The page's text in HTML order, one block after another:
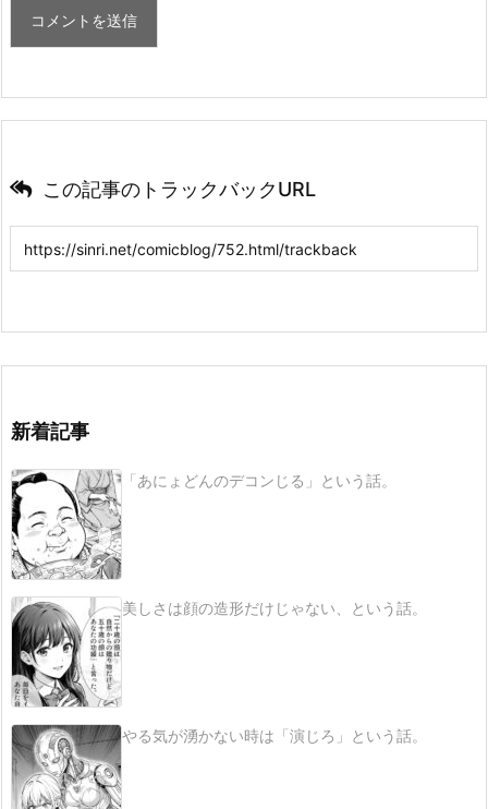
この記事のトラックバックURL
新着記事
「あにょどんのデコンじる」という話。
美しさは顔の造形だけじゃない、という話。
やる気が湧かない時は「演じろ」という話。